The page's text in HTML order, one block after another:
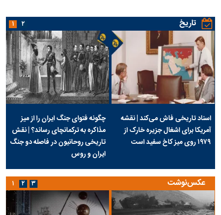
تاریخ
اسناد تاریخی فاش می‌کند | نقشه
آمریکا برای اشغال جزیره خارک از
۱۹۷۹ روی میز کاخ سفید است
چگونه فتوای جنگ ایران را از میز
مذاکره به ترکمانچای رساند؟ | نقش
تاریخی روحانیون در فاصله دو جنگ
ایران و روس
۱ ۲
عکس‌نوشت ۱ ۲ ۳